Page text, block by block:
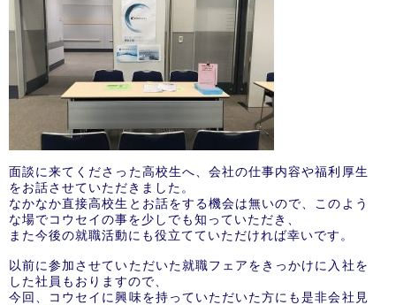
面談に来てくださった高校生へ、会社の仕事内容や福利厚生
をお話させていただきました。
なかなか直接高校生とお話をする機会は無いので、このよう
な場でコウセイの事を少しでも知っていただき、
また今後の就職活動にも役立てていただければ幸いです。
以前に参加させていただいた就職フェアをきっかけに入社を
した社員もおりますので、
今回、コウセイに興味を持っていただいた方にも是非会社見